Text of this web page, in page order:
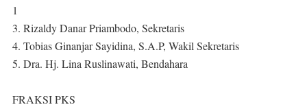
1
3. Rizaldy Danar Priambodo, Sekretaris
4. Tobias Ginanjar Sayidina, S.A.P, Wakil Sekretaris
5. Dra. Hj. Lina Ruslinawati, Bendahara
FRAKSI PKS